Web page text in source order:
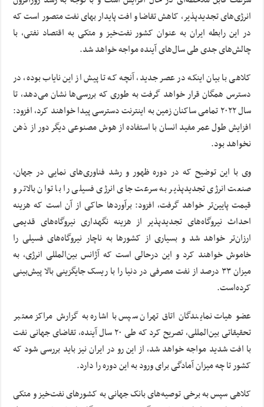
انرژی‌های تجدیدپذیر، کاهش تقاضا و افت پایدار بهای نفت متصور است که
در این رابطه ایران به عنوان کشور نفت‌خیز و متکی به اقتصاد نفتی، با
چالش‌های جدی طی سال‌های آینده مواجه خواهد شد.
کلاهی با بیان اینکه در عصر جدید، آنچه که تا پیش از این نایاب بوده، در
دسترس همگان قرار خواهد گرفت به طوری که بررسی‌ها نشان می‌دهد، تا
سال ۲۰۲۲ تمامی ساکنان زمین به اینترنت دسترسی پیدا خواهند کرد، افزود:
افزایش طول عمر مفید انسان با استفاده از هوش مصنوعی دیگر دور از ذهن
نخواهد بود.
وی با این توضیح که در دوره ظهور و رشد فناوری‌های نمایی در جهان،
صنعت انرژی تجدیدپذیر به سرعت جای انرژی فسیلی را با توان بالاتر و
قیمت پایین‌تر خواهد گرفت، افزود: برآوردها حاکی از آن است که هزینه
احداث نیروگاه‌های تجدیدپذیر از هزینه نگهداری نیروگاه‌های قدیمی
ارزان‌تر خواهد شد و بسیاری از کشورها به ناچار نیروگاه‌های فسیلی را
خاموش خواهند کرد و این درحالی است که آژانس بین‌المللی انرژی، به
میزان ۳۳ درصد از نفت مصرفی در دنیا را با ریسک جایگزینی بالا پیش‌بینی
کرده‌است.
عضو هیات نمایندگان اتاق تهران سپس با اشاره به گزارش مراکز معتبر
تحقیقاتی بین‌المللی، تصریح کرد که طی ۲۰ سال آینده، تقاضای جهانی نفت
با افت شدید مواجه خواهد شد، از این رو در ایران نیز باید بررسی شود که
کشور تا چه میزان آمادگی برای ورود به این دوره را دارد.
کلاهی سپس به برخی توصیه‌های بانک جهانی به کشورهای نفت‌خیز و متکی